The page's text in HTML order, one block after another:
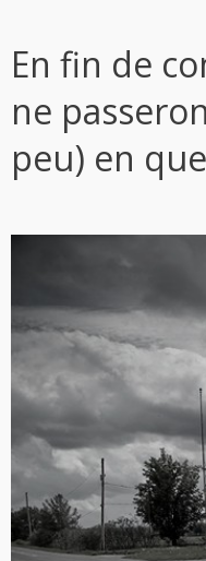
En fin de
ne
peu) en